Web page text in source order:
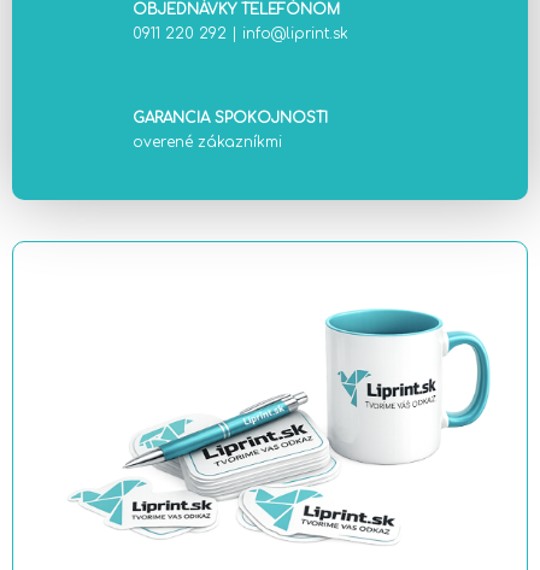
OBJEDNÁVKY TELEFÓNOM
0911 220 292
info@liprint.sk
GARANCIA SPOKOJNOSTI
overené zákazníkmi